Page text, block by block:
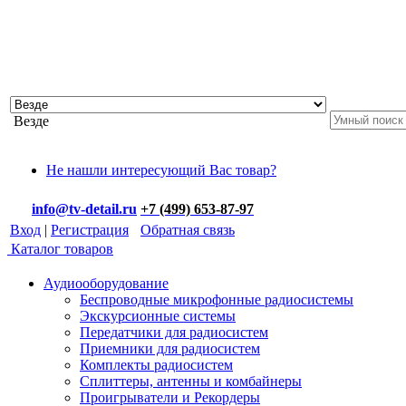
Везде
Не нашли интересующий Вас товар?
info@tv-detail.ru +7 (499) 653-87-97
Вход | Регистрация
Обратная связь
Каталог товаров
Аудиооборудование
Беспроводные микрофонные радиосистемы
Экскурсионные системы
Передатчики для радиосистем
Приемники для радиосистем
Комплекты радиосистем
Сплиттеры, антенны и комбайнеры
Проигрыватели и Рекордеры